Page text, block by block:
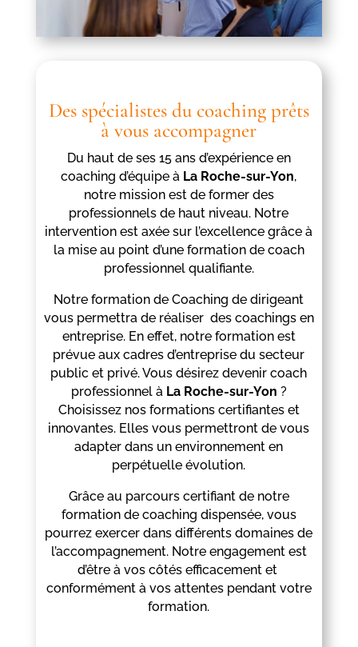
Des spécialistes du coaching prêts
à vous accompagner
Du haut de ses 15 ans d’expérience en
coaching d’équipe à La Roche-sur-Yon,
notre mission est de former des
professionnels de haut niveau. Notre
intervention est axée sur l’excellence grâce à
la mise au point d’une formation de coach
professionnel qualifiante.
Notre formation de Coaching de dirigeant
vous permettra de réaliser des coachings en
entreprise. En effet, notre formation est
prévue aux cadres d’entreprise du secteur
public et privé. Vous désirez devenir coach
professionnel à La Roche-sur-Yon ?
Choisissez nos formations certifiantes et
innovantes. Elles vous permettront de vous
adapter dans un environnement en
perpétuelle évolution.
Grâce au parcours certifiant de notre
formation de coaching dispensée, vous
pourrez exercer dans différents domaines de
l’accompagnement. Notre engagement est
d’être à vos côtés efficacement et
conformément à vos attentes pendant votre
formation.